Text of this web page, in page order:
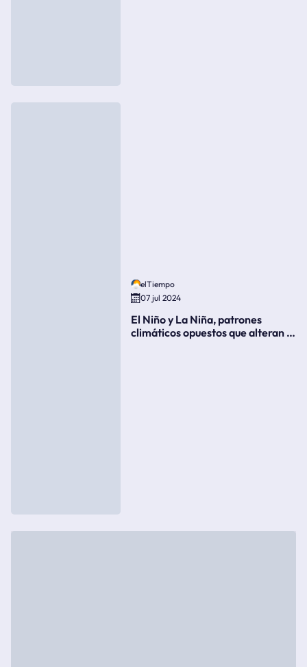
elTiempo
07 jul 2024
El Niño y La Niña, patrones
climáticos opuestos que alteran la